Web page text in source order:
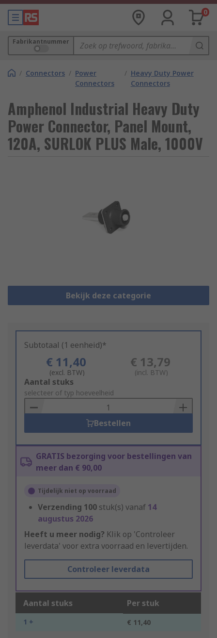
0
Fabrikantnummer
/ Connectors / Power
Connectors
/ Heavy Duty Power
Connectors
Amphenol Industrial Heavy Duty
Power Connector, Panel Mount,
120A, SURLOK PLUS Male, 1000V
Bekijk deze categorie
Subtotaal (1 eenheid)*
€ 11,40
(excl. BTW)
€ 13,79
(incl. BTW)
Add
to
Basket
Aantal stuks
selecteer of typ hoeveelheid
Bestellen
GRATIS bezorging voor bestellingen van
meer dan € 90,00
Tijdelijk niet op voorraad
Verzending 100 stuk(s) vanaf 14
augustus 2026
Heeft u meer nodig? Klik op 'Controleer
leverdata' voor extra voorraad en levertijden.
Controleer leverdata
Aantal stuks Per stuk
1 + € 11,40